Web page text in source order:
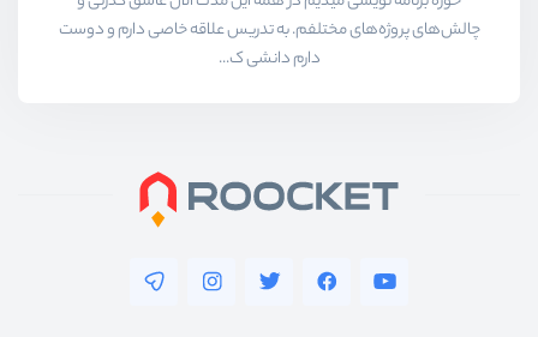
چالش‌های پروژه‌های مختلفم. به تدریس علاقه خاصی دارم و دوست
دارم دانشی ک...